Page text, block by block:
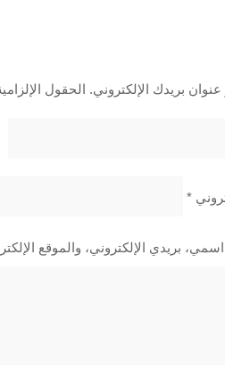
بريدك الإلكتروني. الحقول
*
بريدي الإلكتروني، والموقع